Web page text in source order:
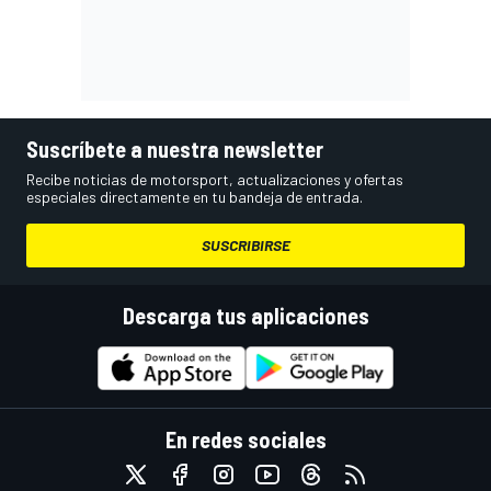
Suscríbete a nuestra newsletter
Recibe noticias de motorsport, actualizaciones y ofertas
especiales directamente en tu bandeja de entrada.
SUSCRIBIRSE
Descarga tus aplicaciones
En redes sociales